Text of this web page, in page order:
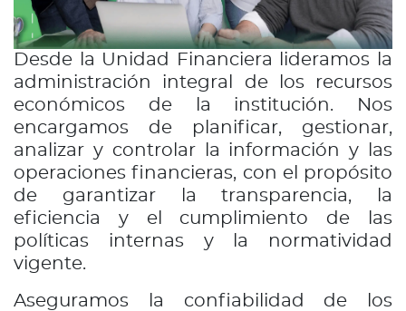
Desde la Unidad Financiera lideramos la
administración integral de los recursos
económicos de la institución. Nos
encargamos de planificar, gestionar,
analizar y controlar la información y las
operaciones financieras, con el propósito
de garantizar la transparencia, la
eficiencia y el cumplimiento de las
políticas internas y la normatividad
vigente.
Aseguramos la confiabilidad de los